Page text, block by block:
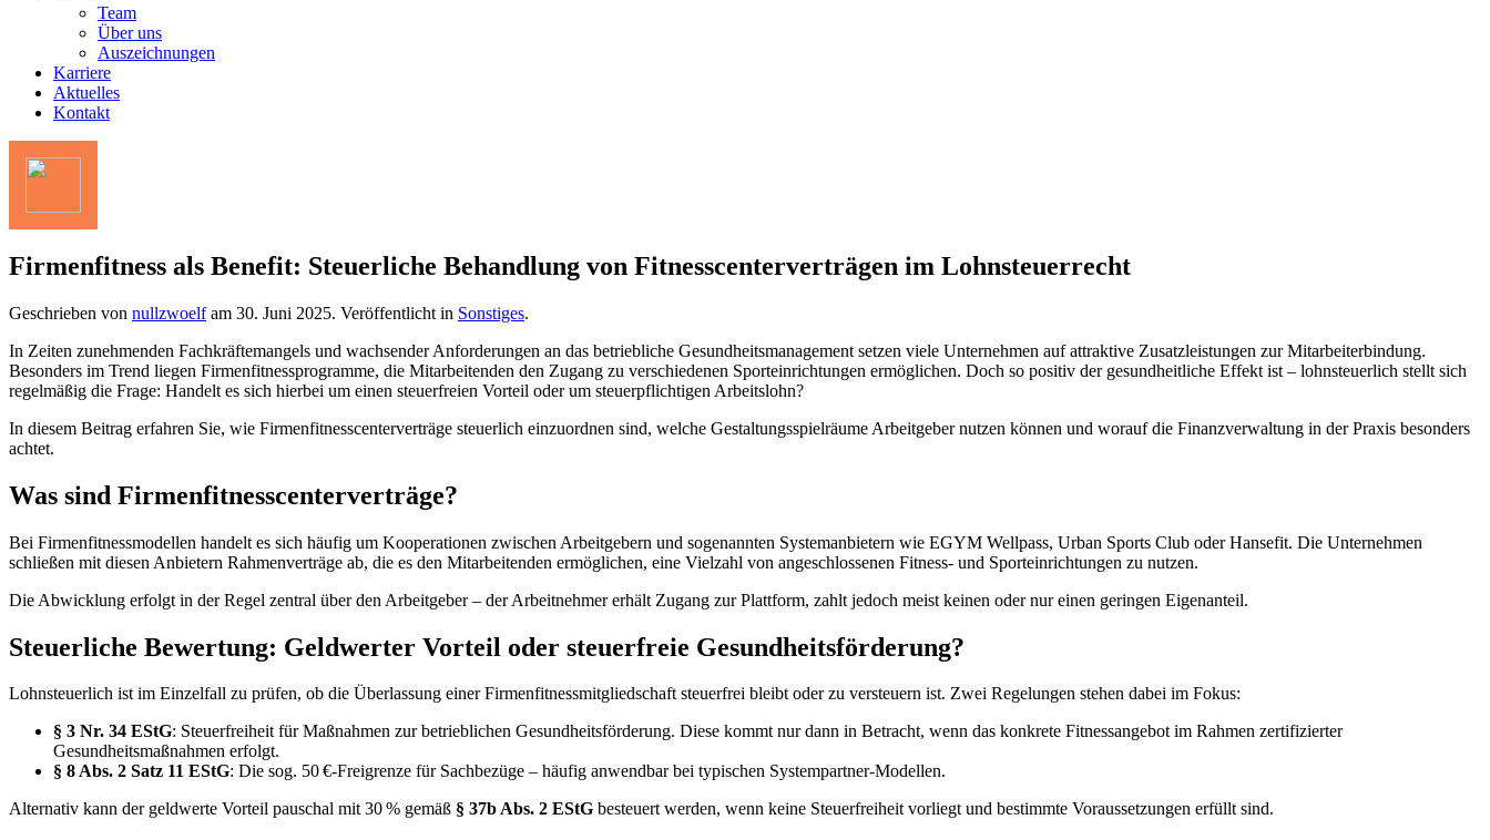
Team
Über uns
Auszeichnungen
Karriere
Aktuelles
Kontakt
Firmenfitness als Benefit: Steuerliche Behandlung von Fitnesscenterverträgen im Lohnsteuerrecht
Geschrieben von nullzwoelfam 30. Juni 2025. Veröffentlicht in Sonstiges.
In Zeiten zunehmenden Fachkräftemangels und wachsender Anforderungen an das betriebliche Gesundheitsmanagement setzen viele Unternehmen auf attraktive Zusatzleistungen zur Mitarbeiterbindung.
Besonders im Trend liegen Firmenfitnessprogramme, die Mitarbeitenden den Zugang zu verschiedenen Sporteinrichtungen ermöglichen. Doch so positiv der gesundheitliche Effekt ist – lohnsteuerlich stellt sich
regelmäßig die Frage: Handelt es sich hierbei um einen steuerfreien Vorteil oder um steuerpflichtigen Arbeitslohn?
In diesem Beitrag erfahren Sie, wie Firmenfitnesscenterverträge steuerlich einzuordnen sind, welche Gestaltungsspielräume Arbeitgeber nutzen können und worauf die Finanzverwaltung in der Praxis besonders
achtet.
Was sind Firmenfitnesscenterverträge?
Bei Firmenfitnessmodellen handelt es sich häufig um Kooperationen zwischen Arbeitgebern und sogenannten Systemanbietern wie EGYM Wellpass, Urban Sports Club oder Hansefit. Die Unternehmen
schließen mit diesen Anbietern Rahmenverträge ab, die es den Mitarbeitenden ermöglichen, eine Vielzahl von angeschlossenen Fitness- und Sporteinrichtungen zu nutzen.
Die Abwicklung erfolgt in der Regel zentral über den Arbeitgeber – der Arbeitnehmer erhält Zugang zur Plattform, zahlt jedoch meist keinen oder nur einen geringen Eigenanteil.
Steuerliche Bewertung: Geldwerter Vorteil oder steuerfreie Gesundheitsförderung?
Lohnsteuerlich ist im Einzelfall zu prüfen, ob die Überlassung einer Firmenfitnessmitgliedschaft steuerfrei bleibt oder zu versteuern ist. Zwei Regelungen stehen dabei im Fokus:
§ 3 Nr. 34 EStG: Steuerfreiheit für Maßnahmen zur betrieblichen Gesundheitsförderung. Diese kommt nur dann in Betracht, wenn das konkrete Fitnessangebot im Rahmen zertifizierter
Gesundheitsmaßnahmen erfolgt.
§ 8 Abs. 2 Satz 11 EStG: Die sog. 50 €-Freigrenze für Sachbezüge – häufig anwendbar bei typischen Systempartner-Modellen.
Alternativ kann der geldwerte Vorteil pauschal mit 30 % gemäß § 37b Abs. 2 EStG besteuert werden, wenn keine Steuerfreiheit vorliegt und bestimmte Voraussetzungen erfüllt sind.